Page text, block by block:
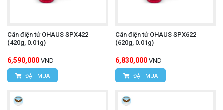
Cân điện tử OHAUS SPX422
(420g, 0.01g)
6,590,000 VND
ĐẶT MUA
Cân điện tử OHAUS SPX622
(620g, 0.01g)
6,830,000 VND
ĐẶT MUA